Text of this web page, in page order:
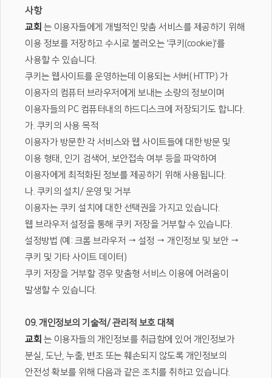
사항
교회 는 이용자들에게 개별적인 맞춤 서비스를 제공하기 위해
이용 정보를 저장하고 수시로 불러오는 '쿠키(cookie)'를
사용할 수 있습니다.
쿠키는 웹사이트를 운영하는데 이용되는 서버( HTTP) 가
이용자의 컴퓨터 브라우저에게 보내는 소량의 정보이며
이용자들의 PC 컴퓨터내의 하드디스크에 저장되기도 합니다.
가. 쿠키의 사용 목적
이용자가 방문한 각 서비스와 웹 사이트들에 대한 방문 및
이용 형태, 인기 검색어, 보안접속 여부 등을 파악하여
이용자에게 최적화된 정보를 제공하기 위해 사용됩니다.
나. 쿠키의 설치/ 운영 및 거부
이용자는 쿠키 설치에 대한 선택권을 가지고 있습니다.
웹 브라우저 설정을 통해 쿠키 저장을 거부할 수 있습니다.
설정방법 (예: 크롬 브라우저 → 설정 → 개인정보 및 보안 →
쿠키 및 기타 사이트 데이터)
쿠키 저장을 거부할 경우 맞춤형 서비스 이용에 어려움이
발생할 수 있습니다.
09. 개인정보의 기술적/ 관리적 보호 대책
교회 는 이용자들의 개인정보를 취급함에 있어 개인정보가
분실, 도난, 누출, 변조 또는 훼손되지 않도록 개인정보의
안전성 확보를 위해 다음과 같은 조치를 취하고 있습니다.